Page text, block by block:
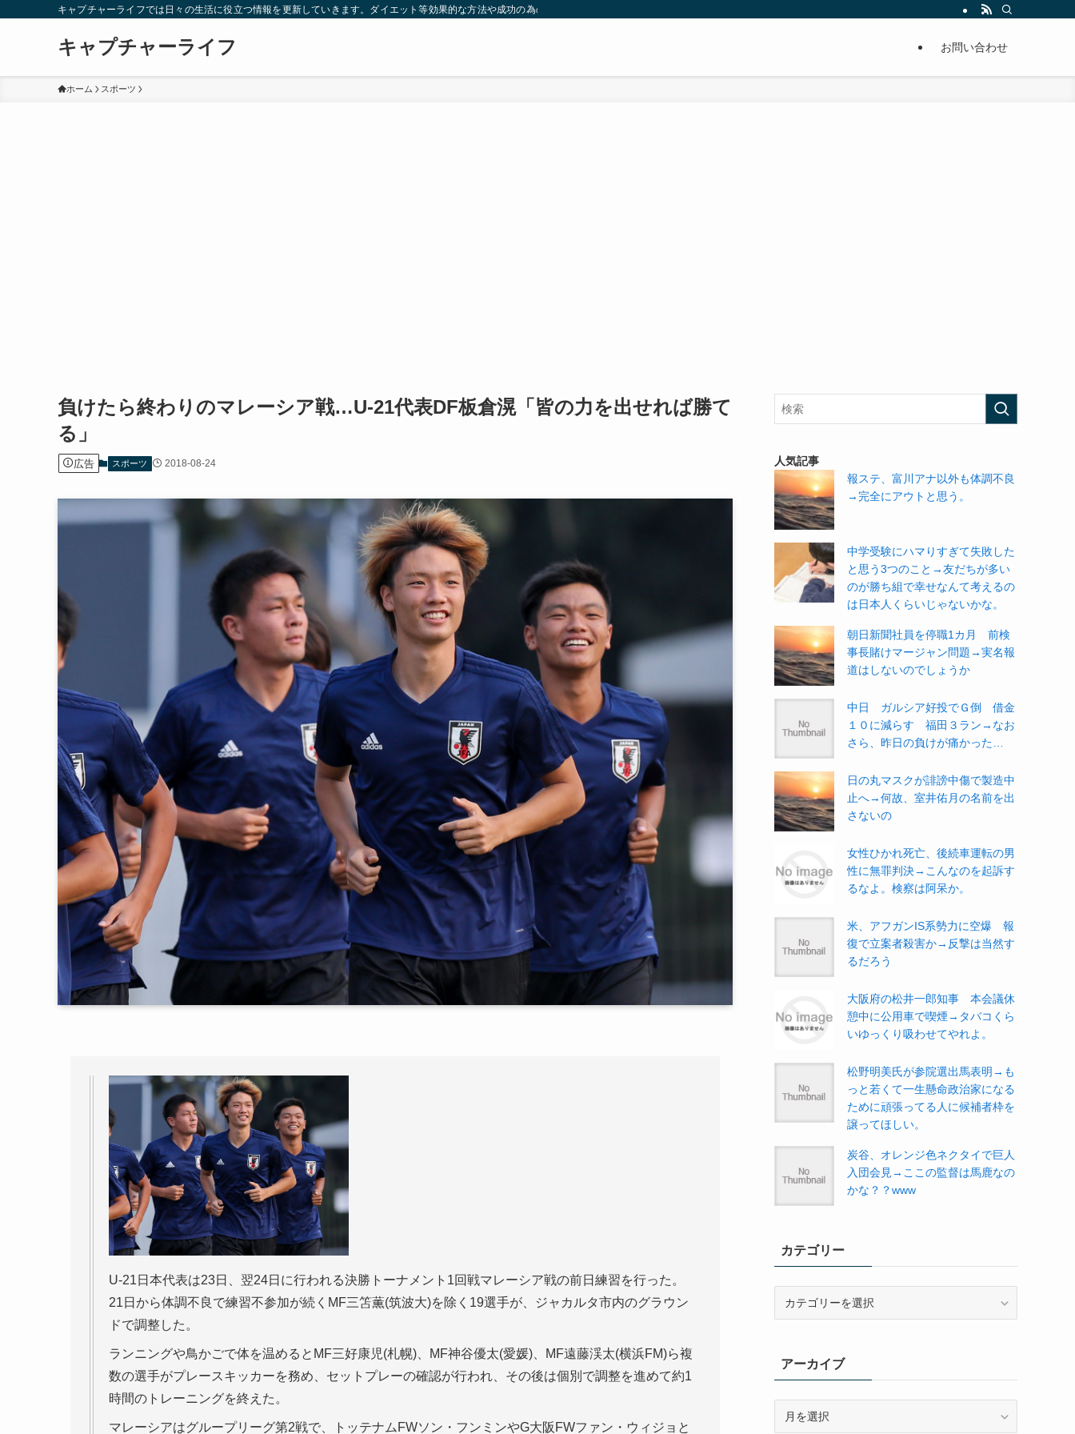
キャプチャーライフでは日々の生活に役立つ情報を更新していきます。ダイエット等効果的な方法や成功の為の秘訣等。太ったり悩んでいる方々が簡単に痩せることが出来るように分かりやすくまとめています。
キャプチャーライフ お問い合わせ
ホーム スポーツ
負けたら終わりのマレーシア戦…U-21代表DF板倉滉「皆の力を出せれば勝て
る」
広告 スポーツ 2018-08-24
U-21日本代表は23日、翌24日に行われる決勝トーナメント1回戦マレーシア戦の前日練習を行った。
21日から体調不良で練習不参加が続くMF三笘薫(筑波大)を除く19選手が、ジャカルタ市内のグラウン
ドで調整した。
ランニングや鳥かごで体を温めるとMF三好康児(札幌)、MF神谷優太(愛媛)、MF遠藤渓太(横浜FM)ら複
数の選手がプレースキッカーを務め、セットプレーの確認が行われ、その後は個別で調整を進めて約1
時間のトレーニングを終えた。
マレーシアはグループリーグ第2戦で、トッテナムFWソン・フンミンやG大阪FWファン・ウィジョと
人気記事
報ステ、富川アナ以外も体調不良
→完全にアウトと思う。
中学受験にハマりすぎて失敗した
と思う3つのこと→友だちが多い
のが勝ち組で幸せなんて考えるの
は日本人くらいじゃないかな。
朝日新聞社員を停職1カ月 前検
事長賭けマージャン問題→実名報
道はしないのでしょうか
中日 ガルシア好投でＧ倒 借金
１０に減らす 福田３ラン→なお
さら、昨日の負けが痛かった…
日の丸マスクが誹謗中傷で製造中
止へ→何故、室井佑月の名前を出
さないの
女性ひかれ死亡、後続車運転の男
性に無罪判決→こんなのを起訴す
るなよ。検察は阿呆か。
米、アフガンIS系勢力に空爆 報
復で立案者殺害か→反撃は当然す
るだろう
大阪府の松井一郎知事 本会議休
憩中に公用車で喫煙→タバコくら
いゆっくり吸わせてやれよ。
松野明美氏が参院選出馬表明→も
っと若くて一生懸命政治家になる
ために頑張ってる人に候補者枠を
譲ってほしい。
炭谷、オレンジ色ネクタイで巨人
入団会見→ここの監督は馬鹿なの
かな？？www
カテゴリー
ーアーカイブ